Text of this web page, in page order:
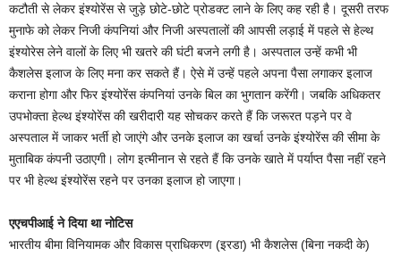
कटौती से लेकर इंश्योरेंस से जुड़े छोटे-छोटे प्रोडक्ट लाने के लिए कह रही है। दूसरी तरफ
मुनाफे को लेकर निजी कंपनियां और निजी अस्पतालों की आपसी लड़ाई में पहले से हेल्थ
इंश्योरेस लेने वालों के लिए भी खतरे की घंटी बजने लगी है। अस्पताल उन्हें कभी भी
कैशलेस इलाज के लिए मना कर सकते हैं। ऐसे में उन्हें पहले अपना पैसा लगाकर इलाज
कराना होगा और फिर इंश्योरेंस कंपनियां उनके बिल का भुगतान करेंगी। जबकि अधिकतर
उपभोक्ता हेल्थ इंश्योरेंस की खरीदारी यह सोचकर करते हैं कि जरूरत पड़ने पर वे
अस्पताल में जाकर भर्ती हो जाएंगे और उनके इलाज का खर्चा उनके इंश्योरेंस की सीमा के
मुताबिक कंपनी उठाएगी। लोग इत्मीनान से रहते हैं कि उनके खाते में पर्याप्त पैसा नहीं रहने
पर भी हेल्थ इंश्योरेंस रहने पर उनका इलाज हो जाएगा।
एएचपीआई ने दिया था नोटिस
भारतीय बीमा विनियामक और विकास प्राधिकरण (इरडा) भी कैशलेस (बिना नकदी के)